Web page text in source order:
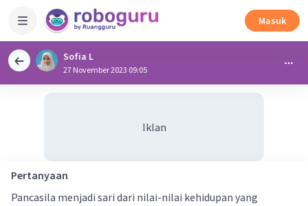
Masuk
Sofia L
27 November 2023 09:05
Iklan
Pertanyaan
Pancasila menjadi sari dari nilai-nilai kehidupan yang